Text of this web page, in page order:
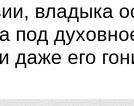
владыка
под
даже его